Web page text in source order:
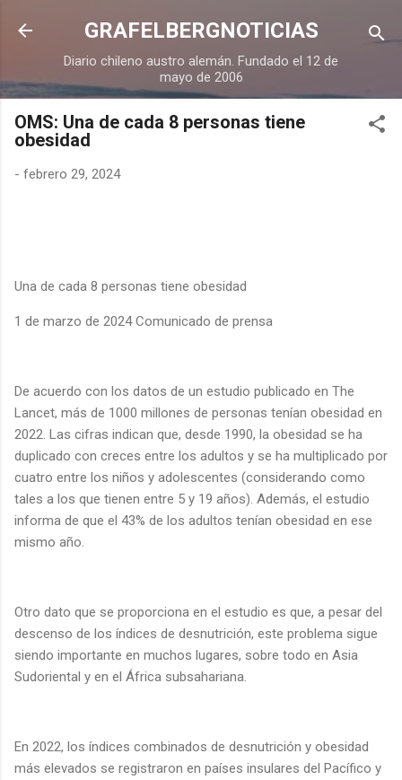
Ir al contenido principal
GRAFELBERGNOTICIAS
Diario chileno austro alemán. Fundado el 12 de
mayo de 2006
OMS: Una de cada 8 personas tiene
obesidad
- febrero 29, 2024
Una de cada 8 personas tiene obesidad
1 de marzo de 2024 Comunicado de prensa
De acuerdo con los datos de un estudio publicado en The
Lancet, más de 1000 millones de personas tenían obesidad en
2022. Las cifras indican que, desde 1990, la obesidad se ha
duplicado con creces entre los adultos y se ha multiplicado por
cuatro entre los niños y adolescentes (considerando como
tales a los que tienen entre 5 y 19 años). Además, el estudio
informa de que el 43% de los adultos tenían obesidad en ese
mismo año.
Otro dato que se proporciona en el estudio es que, a pesar del
descenso de los índices de desnutrición, este problema sigue
siendo importante en muchos lugares, sobre todo en Asia
Sudoriental y en el África subsahariana.
En 2022, los índices combinados de desnutrición y obesidad
más elevados se registraron en países insulares del Pacífico y